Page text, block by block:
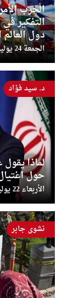
الحرب
التفكير
دول العالم
الجمعة 24 يوليو 2026 - 10:35:06
لماذا
حول
الأربعاء 22 يوليو 2026 - 14:13:18
د. سيد فؤاد
نشوى جابر